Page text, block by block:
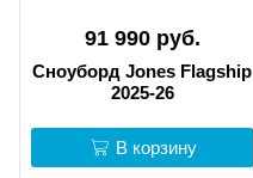
91 990 руб.
Сноуборд Jones Flagship
2025-26
В корзину